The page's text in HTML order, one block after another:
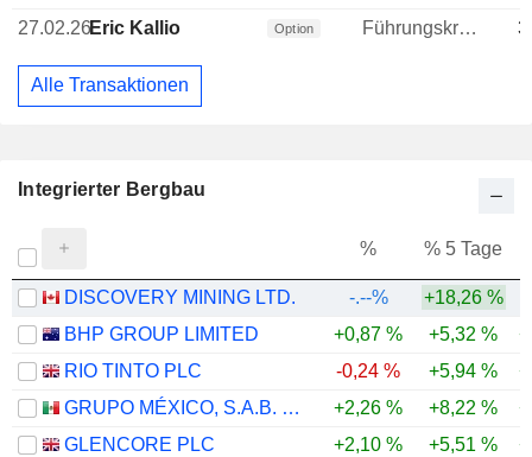
27.02.26Eric Kallio Option Führungskraft / leitender Angestellter
Alle Transaktionen
Integrierter Bergbau
% % 5 Tage
DISCOVERY MINING LTD. -.--%
+18,26 %
BHP GROUP LIMITED
+0,87 % +5,32 %
RIO TINTO PLC
-0,24 % +5,94 %
GRUPO MÉXICO, S.A.B. DE C.V.
+2,26 % +8,22 %
GLENCORE PLC
+2,10 % +5,51 %